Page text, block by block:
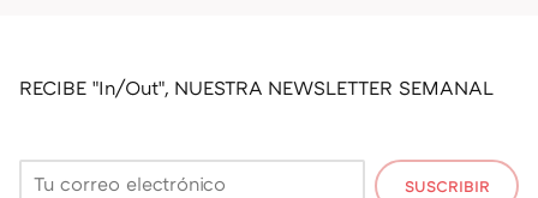
RECIBE "In/Out", NUESTRA NEWSLETTER SEMANAL
SUSCRIBIR